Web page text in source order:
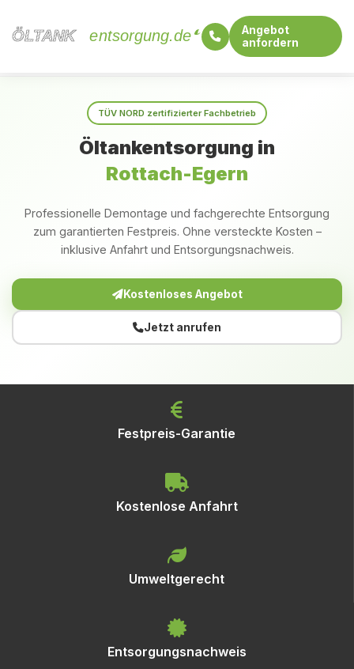
ÖLTANK
ÖLTANK entsorgung.de
Angebot
anfordern
TÜV NORD zertifizierter Fachbetrieb
Öltankentsorgung in
Rottach-Egern
Professionelle Demontage und fachgerechte Entsorgung
zum garantierten Festpreis. Ohne versteckte Kosten –
inklusive Anfahrt und Entsorgungsnachweis.
Kostenloses Angebot
Jetzt anrufen
Festpreis-Garantie
Kostenlose Anfahrt
Umweltgerecht
Entsorgungsnachweis